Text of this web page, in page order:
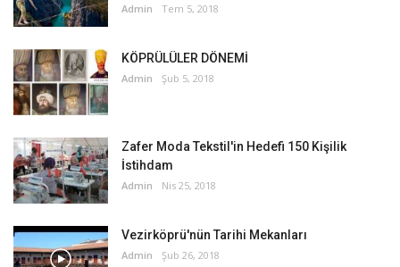
Admin Tem 5, 2018
KÖPRÜLÜLER DÖNEMİ
Admin Şub 5, 2018
Zafer Moda Tekstil'in Hedefi 150 Kişilik
İstihdam
Admin Nis 25, 2018
Vezirköprü'nün Tarihi Mekanları
Admin Şub 26, 2018